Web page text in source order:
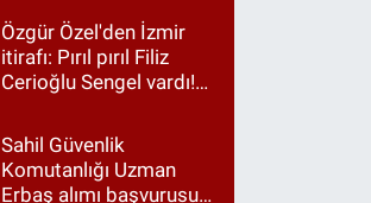
harcamalarını vurdu!
Özgür Özel'den İzmir
itirafı: Pırıl pırıl Filiz
Cerioğlu Sengel vardı!
Tugay birinci çıktı
Sahil Güvenlik
Komutanlığı Uzman
Erbaş alımı başvurusu